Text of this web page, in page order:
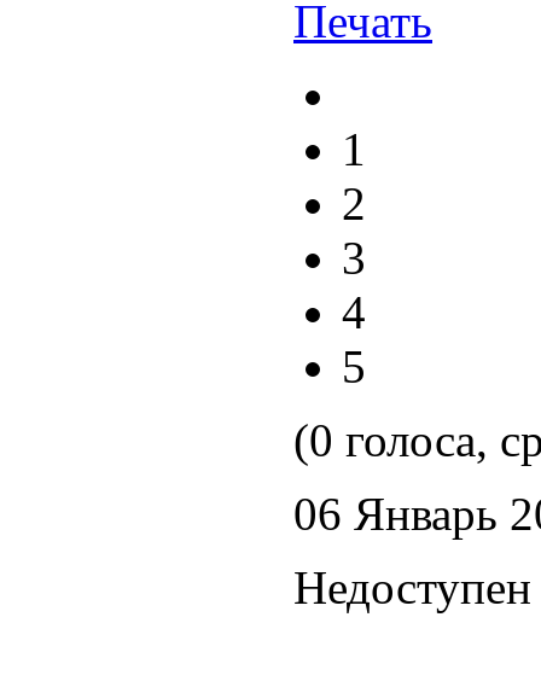
1
2
3
4
5
(0 голоса,
06 Январь